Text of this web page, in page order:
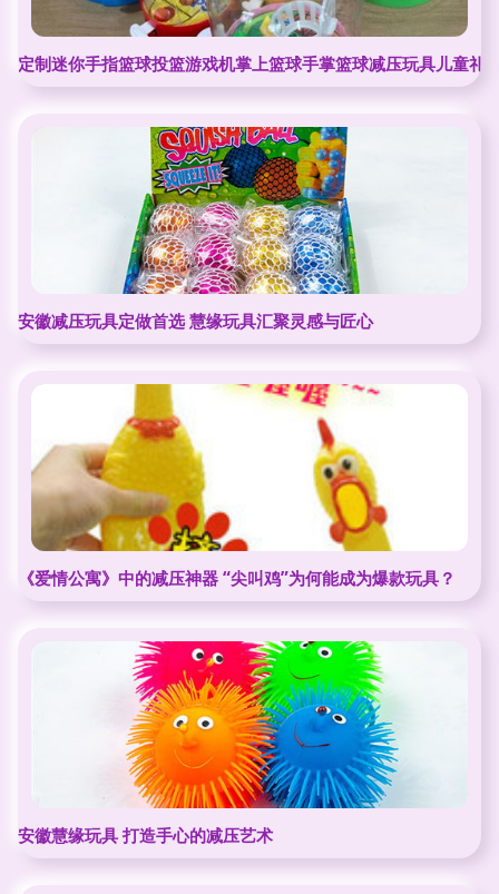
定制迷你手指篮球投篮游戏机掌上篮球手掌篮球减压玩具儿童礼
安徽减压玩具定做首选 慧缘玩具汇聚灵感与匠心
《爱情公寓》中的减压神器 “尖叫鸡”为何能成为爆款玩具？
安徽慧缘玩具 打造手心的减压艺术